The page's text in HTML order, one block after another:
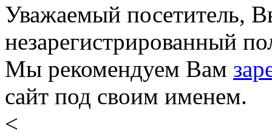
Уважаемый посетитель,
незарегистрированный
Мы рекомендуем Вам
сайт под своим именем.
<